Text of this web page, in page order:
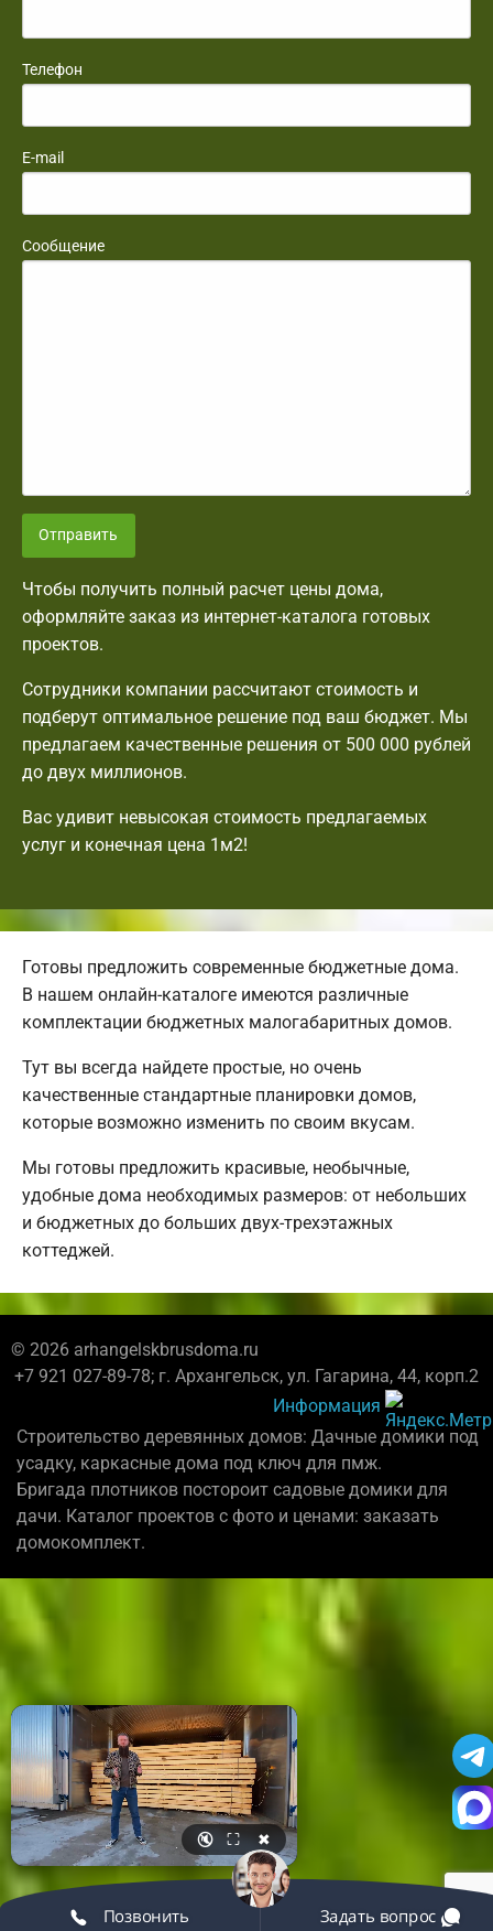
Телефон
E-mail
Сообщение
Отправить
Чтобы получить полный расчет цены дома,
оформляйте заказ из интернет-каталога готовых
проектов.
Сотрудники компании рассчитают стоимость и
подберут оптимальное решение под ваш бюджет. Мы
предлагаем качественные решения от 500 000 рублей
до двух миллионов.
Вас удивит невысокая стоимость предлагаемых
услуг и конечная цена 1м2!
Готовы предложить современные бюджетные дома.
В нашем онлайн-каталоге имеются различные
комплектации бюджетных малогабаритных домов.
Тут вы всегда найдете простые, но очень
качественные стандартные планировки домов,
которые возможно изменить по своим вкусам.
Мы готовы предложить красивые, необычные,
удобные дома необходимых размеров: от небольших
и бюджетных до больших двух-трехэтажных
коттеджей.
© 2026 arhangelskbrusdoma.ru
+7 921 027-89-78; г. Архангельск, ул. Гагарина, 44, корп.2
Информация
Строительство деревянных домов: Дачные домики под
усадку, каркасные дома под ключ для пмж.
Бригада плотников постороит садовые домики для
дачи. Каталог проектов с фото и ценами: заказать
домокомплект.
🔇 ⛶ ✖
Позвонить Задать вопрос